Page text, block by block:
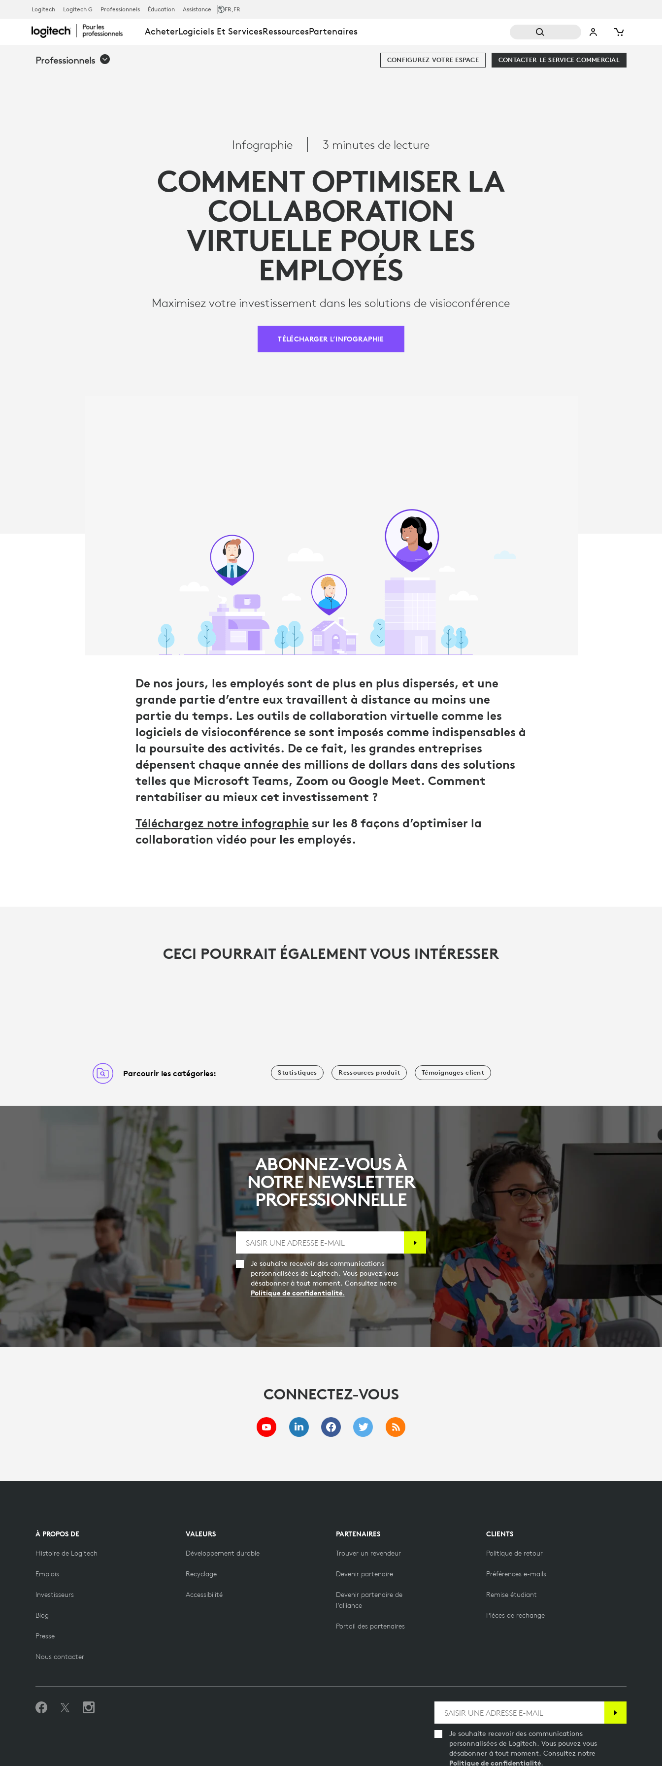
8 FAÇONS
D’OPTIMISER
COLLABORATION
VIRTUELLE
Logitech Logitech G Professionnels Éducation Assistance FR,FR
AcheterLogiciels Et ServicesRessourcesPartenaires
Professionnels CONTACTER LE SERVICE COMMERCIAL
CONFIGUREZ VOTRE ESPACE
Infographie 3 minutes de lecture
COMMENT OPTIMISER LA
COLLABORATION
VIRTUELLE POUR LES
EMPLOYÉS
Maximisez votre investissement dans les solutions de visioconférence
TÉLÉCHARGER L’INFOGRAPHIE
De nos jours, les employés sont de plus en plus dispersés, et une
grande partie d’entre eux travaillent à distance au moins une
partie du temps. Les outils de collaboration virtuelle comme les
logiciels de visioconférence se sont imposés comme indispensables à
la poursuite des activités. De ce fait, les grandes entreprises
dépensent chaque année des millions de dollars dans des solutions
telles que Microsoft Teams, Zoom ou Google Meet. Comment
rentabiliser au mieux cet investissement ?
Téléchargez notre infographie sur les 8 façons d’optimiser la
collaboration vidéo pour les employés.
CECI POURRAIT ÉGALEMENT VOUS INTÉRESSER
Parcourir les catégories: Statistiques Ressources produit Témoignages client
ABONNEZ-VOUS À
NOTRE NEWSLETTER
PROFESSIONNELLE
Je souhaite recevoir des communications
personnalisées de Logitech. Vous pouvez vous
désabonner à tout moment. Consultez notre
Politique de confidentialité.
CONNECTEZ-VOUS
À PROPOS DE
Histoire de Logitech
Emplois
Investisseurs
Blog
Presse
Nous contacter
VALEURS
Développement durable
Recyclage
Accessibilité
PARTENAIRES
Trouver un revendeur
Devenir partenaire
Devenir partenaire de
l’alliance
Portail des partenaires
CLIENTS
Politique de retour
Préférences e-mails
Remise étudiant
Pièces de rechange
Je souhaite recevoir des communications
personnalisées de Logitech. Vous pouvez vous
désabonner à tout moment. Consultez notre
Politique de confidentialité.